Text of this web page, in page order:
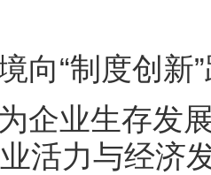
向“制度创新
企业生存发
活力与经济